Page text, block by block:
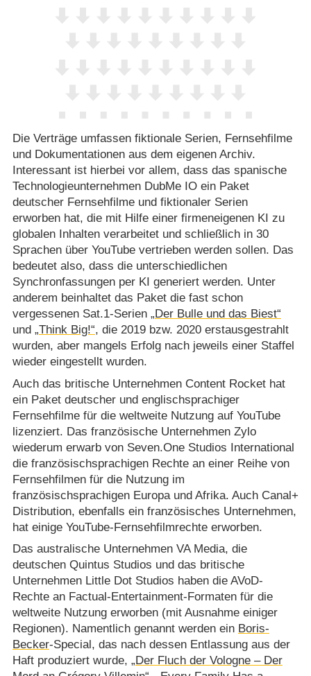
Die Verträge umfassen fiktionale Serien, Fernsehfilme
und Dokumentationen aus dem eigenen Archiv.
Interessant ist hierbei vor allem, dass das spanische
Technologieunternehmen DubMe IO ein Paket
deutscher Fernsehfilme und fiktionaler Serien
erworben hat, die mit Hilfe einer firmeneigenen KI zu
globalen Inhalten verarbeitet und schließlich in 30
Sprachen über YouTube vertrieben werden sollen. Das
bedeutet also, dass die unterschiedlichen
Synchronfassungen per KI generiert werden. Unter
anderem beinhaltet das Paket die fast schon
vergessenen Sat.1-Serien „Der Bulle und das Biest“
und „Think Big!“, die 2019 bzw. 2020 erstausgestrahlt
wurden, aber mangels Erfolg nach jeweils einer Staffel
wieder eingestellt wurden.
Auch das britische Unternehmen Content Rocket hat
ein Paket deutscher und englischsprachiger
Fernsehfilme für die weltweite Nutzung auf YouTube
lizenziert. Das französische Unternehmen Zylo
wiederum erwarb von Seven.One Studios International
die französischsprachigen Rechte an einer Reihe von
Fernsehfilmen für die Nutzung im
französischsprachigen Europa und Afrika. Auch Canal+
Distribution, ebenfalls ein französisches Unternehmen,
hat einige YouTube-Fernsehfilmrechte erworben.
Das australische Unternehmen VA Media, die
deutschen Quintus Studios und das britische
Unternehmen Little Dot Studios haben die AVoD-
Rechte an Factual-Entertainment-Formaten für die
weltweite Nutzung erworben (mit Ausnahme einiger
Regionen). Namentlich genannt werden ein Boris-
Becker-Special, das nach dessen Entlassung aus der
Haft produziert wurde, „Der Fluch der Vologne – Der